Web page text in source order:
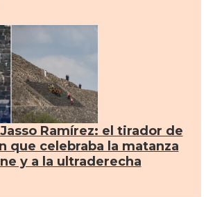
Ramírez: el tirador de
que celebraba la matanza
y a la ultraderecha